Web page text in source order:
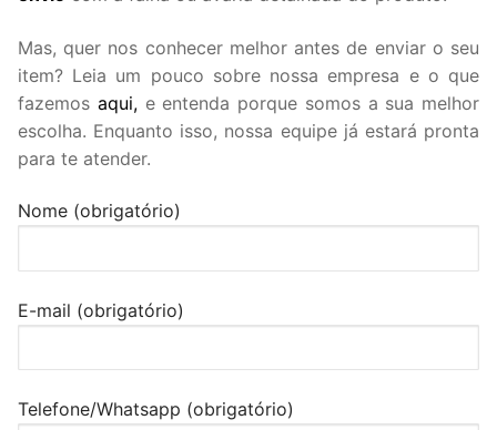
Mas, quer nos conhecer melhor antes de enviar o seu
item? Leia um pouco sobre nossa empresa e o que
fazemos aqui,e entenda porque somos a sua melhor
escolha. Enquanto isso, nossa equipe já estará pronta
para te atender.
Nome (obrigatório)
E-mail (obrigatório)
Telefone/Whatsapp (obrigatório)